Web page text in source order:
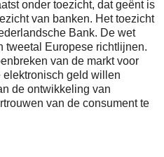
onder toezicht, dat geënt is
van banken. Het toezicht
Bank. De wet
tweetal Europese richtlijnen.
van de markt voor
geld willen
de ontwikkeling van
van de consument te